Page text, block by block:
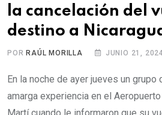
la cancelación del
destino a
POR RAÚL MORILLA JUNIO 21, 2024
En la noche de ayer jueves un grupo
amarga experiencia en el